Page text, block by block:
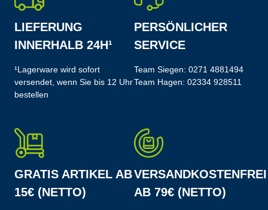
LIEFERUNG
INNERHALB 24H¹
¹Lagerware wird sofort
versendet, wenn Sie bis 12 Uhr
bestellen
PERSÖNLICHER
SERVICE
Team Siegen: 0271 4881494
Team Hagen: 02334 928511
GRATIS ARTIKEL AB
15€ (NETTO)
VERSANDKOSTENFREI
AB 79€ (NETTO)